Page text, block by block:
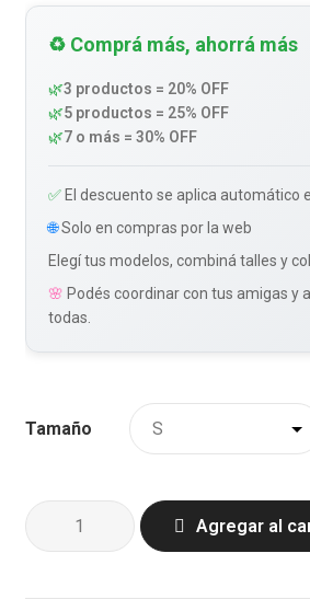
♻️ Comprá más, ahorrá más
🌿3 productos = 20% OFF
🌿5 productos = 25% OFF
🌿7 o más = 30% OFF
✅El descuento se aplica automático
🌐Solo en compras por la web
Elegí tus modelos, combiná talles y
🌸 Podés coordinar con tus amigas y
todas.
Tamaño
Nocturno
-
Abundante
Agregar al